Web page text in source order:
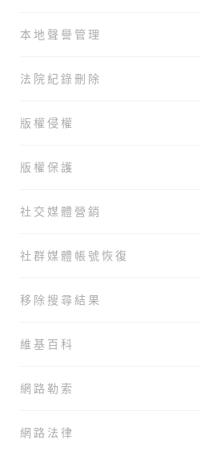
本地聲譽管理
法院紀錄刪除
版權侵權
版權保護
社交媒體營銷
社群媒體帳號恢復
移除搜尋結果
維基百科
網路勒索
網路法律